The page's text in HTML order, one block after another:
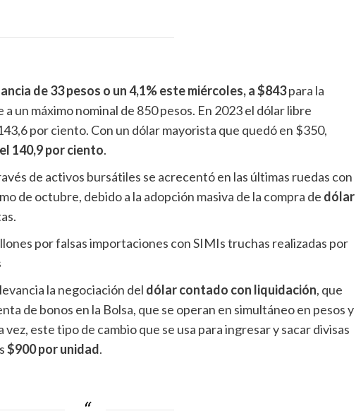
de 33 pesos o un 4,1% este miércoles, a $843para la
un máximo nominal de 850 pesos. En 2023 el dólar libre
por ciento. Con un dólar mayorista que quedó en $350,
140,9 por ciento.
de activos bursátiles se acrecentó en las últimas ruedas con
de octubre, debido a la adopción masiva de la compra de dólar
por falsas importaciones con SIMIs truchas realizadas por
la negociación del dólar contado con liquidación, que
de bonos en la Bolsa, que se operan en simultáneo en pesos y
este tipo de cambio que se usa para ingresar y sacar divisas
$900 por unidad.